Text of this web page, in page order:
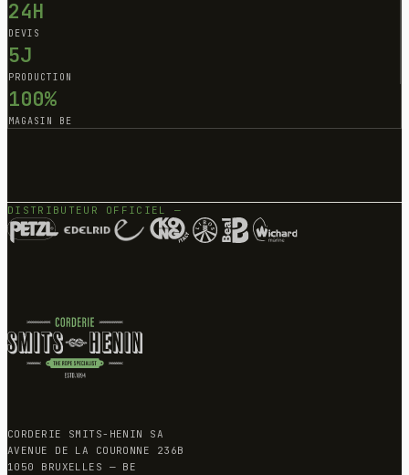
24H
DEVIS
5J
PRODUCTION
100%
MAGASIN BE
DISTRIBUTEUR OFFICIEL —
CORDERIE SMITS-HENIN SA
AVENUE DE LA COURONNE 236B
1050 BRUXELLES — BE